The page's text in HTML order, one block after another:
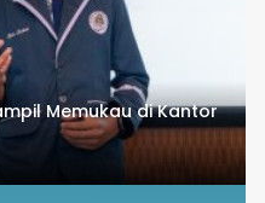
Memukau di Kantor